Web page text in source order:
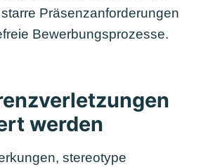
Präsenzanforderungen
Bewerbungsprozesse.
werden
stereotype